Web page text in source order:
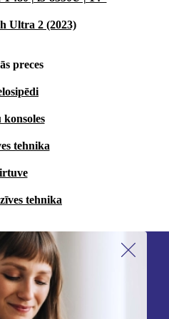
Ultra 2 (2023)
preces
konsoles
tehnika
tehnika
mūsu jaunumu
garām nevienu